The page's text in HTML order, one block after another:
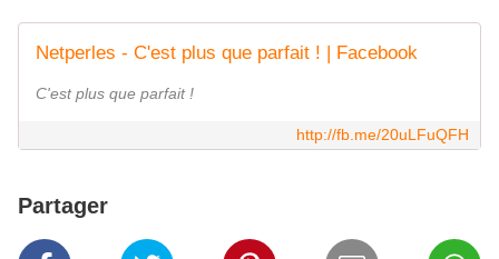
Netperles - C'est plus que parfait ! | Facebook
C'est plus que parfait !
http://fb.me/20uLFuQFH
Partager